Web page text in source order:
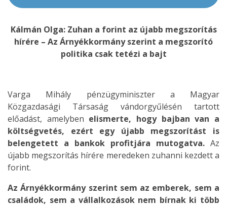
Kálmán Olga: Zuhan a forint az újabb megszorítás
hírére – Az Árnyékkormány szerint a megszorító
politika csak tetézi a bajt
Varga Mihály pénzügyminiszter a Magyar
Közgazdasági Társaság vándorgyűlésén tartott
előadást, amelyben elismerte, hogy bajban van a
költségvetés, ezért egy újabb megszorítást is
belengetett a bankok profitjára mutogatva. Az
újabb megszorítás hírére meredeken zuhanni kezdett a
forint.
Az Árnyékkormány szerint sem az emberek, sem a
családok, sem a vállalkozások nem bírnak ki több